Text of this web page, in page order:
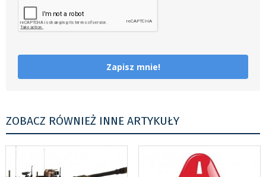
Zapisz mnie!
ZOBACZ RÓWNIEŻ INNE ARTYKUŁY